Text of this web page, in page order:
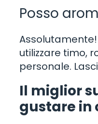
Posso
utilizzare timo,
personale.
Il miglior
gustare in